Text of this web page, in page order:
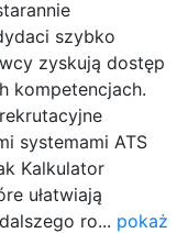
szybko
zyskują dostęp
kompetencjach.
systemami ATS
Kalkulator
ułatwiają
ro... pokaż